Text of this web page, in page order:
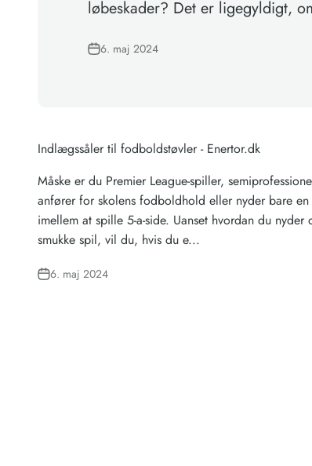
løbeskader? Det er ligegyldigt,
6. maj 2024
Indlægssåler til fodboldstøvler - Enertor.dk
Måske er du Premier League-spiller,
anfører for skolens fodboldhold eller nyder bare en
imellem at spille 5-a-side. Uanset hvordan du nyder
smukke spil, vil du, hvis du e...
6. maj 2024